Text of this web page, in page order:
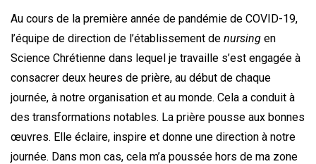
Au cours de la première année de pandémie de COVID-19,
l’équipe de direction de l’établissement de nursing en
Science Chrétienne dans lequel je travaille s’est engagée à
consacrer deux heures de prière, au début de chaque
journée, à notre organisation et au monde. Cela a conduit à
des transformations notables. La prière pousse aux bonnes
œuvres. Elle éclaire, inspire et donne une direction à notre
journée. Dans mon cas, cela m’a poussée hors de ma zone